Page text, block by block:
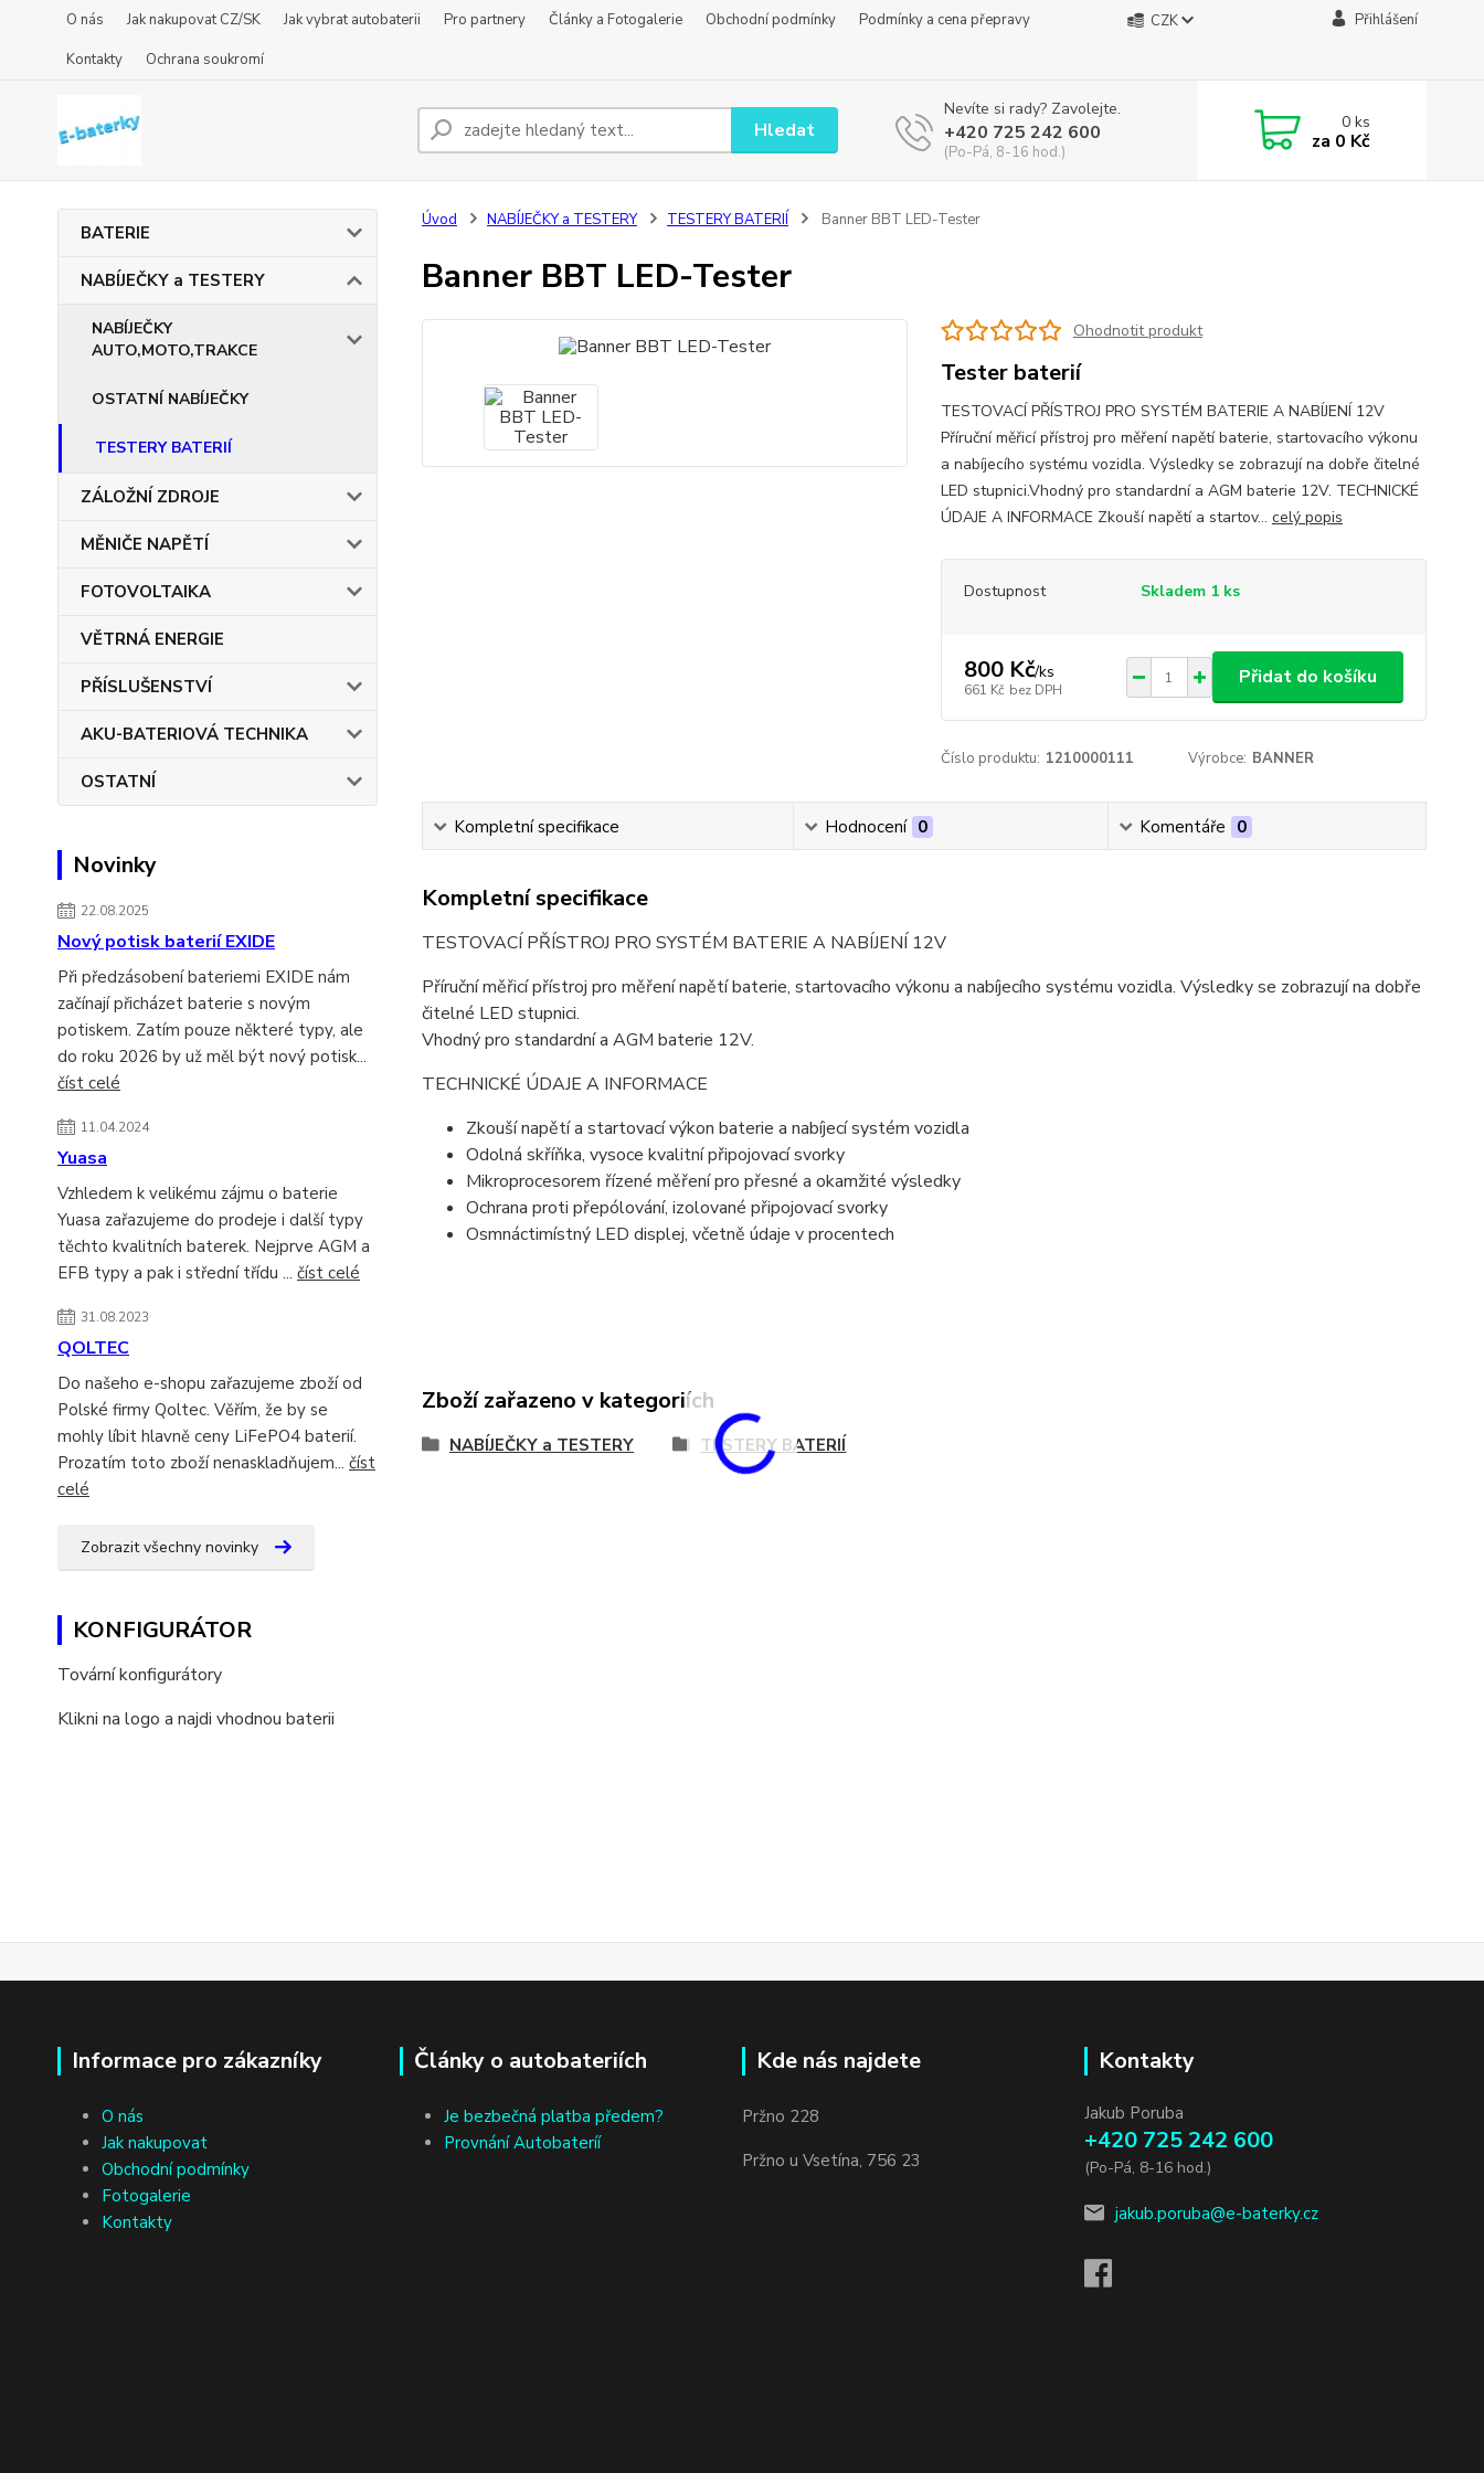
O nás Jak nakupovat CZ/SK Jak vybrat autobaterii Pro partnery Články a Fotogalerie Obchodní podmínky
Podmínky a cena přepravy
Kontakty
Ochrana soukromí
CZK Přihlášení
Hledat
Nevíte si rady? Zavolejte.
+420 725 242 600
(Po-Pá, 8-16 hod.)
0ks
za 0 Kč
BATERIE
NABÍJEČKY a TESTERY
NABÍJEČKY
AUTO,MOTO,TRAKCE
OSTATNÍ NABÍJEČKY
TESTERY BATERIÍ
ZÁLOŽNÍ ZDROJE
MĚNIČE NAPĚTÍ
FOTOVOLTAIKA
VĚTRNÁ ENERGIE
PŘÍSLUŠENSTVÍ
AKU-BATERIOVÁ TECHNIKA
OSTATNÍ
Novinky
22.08.2025
Nový potisk baterií EXIDE
Při předzásobení bateriemi EXIDE nám
začínají přicházet baterie s novým
potiskem. Zatím pouze některé typy, ale
do roku 2026 by už měl být nový potisk...
číst celé
11.04.2024
Yuasa
Vzhledem k velikému zájmu o baterie
Yuasa zařazujeme do prodeje i další typy
těchto kvalitních baterek. Nejprve AGM a
EFB typy a pak i střední třídu ... číst celé
31.08.2023
QOLTEC
Do našeho e-shopu zařazujeme zboží od
Polské firmy Qoltec. Věřím, že by se
mohly líbit hlavně ceny LiFePO4 baterií.
Prozatím toto zboží nenaskladňujem... číst
celé
Zobrazit všechny novinky
KONFIGURÁTOR
Tovární konfigurátory
Klikni na logo a najdi vhodnou baterii
Úvod NABÍJEČKY a TESTERY TESTERY BATERIÍ Banner BBT LED-Tester
Banner BBT LED-Tester
Ohodnotit produkt
Tester baterií
TESTOVACÍ PŘÍSTROJ PRO SYSTÉM BATERIE A NABÍJENÍ 12V
Příruční měřicí přístroj pro měření napětí baterie, startovacího výkonu
a nabíjecího systému vozidla. Výsledky se zobrazují na dobře čitelné
LED stupnici.Vhodný pro standardní a AGM baterie 12V. TECHNICKÉ
ÚDAJE A INFORMACE Zkouší napětí a startov... celý popis
Dostupnost Skladem 1 ks
800 Kč/ks
661 Kč bez DPH
Přidat do košíku
Číslo produktu: 1210000111 Výrobce: BANNER
Kompletní specifikace Hodnocení 0 Komentáře 0
Kompletní specifikace
TESTOVACÍ PŘÍSTROJ PRO SYSTÉM BATERIE A NABÍJENÍ 12V
Příruční měřicí přístroj pro měření napětí baterie, startovacího výkonu a nabíjecího systému vozidla. Výsledky se zobrazují na dobře
čitelné LED stupnici.
Vhodný pro standardní a AGM baterie 12V.
TECHNICKÉ ÚDAJE A INFORMACE
Zkouší napětí a startovací výkon baterie a nabíjecí systém vozidla
Odolná skříňka, vysoce kvalitní připojovací svorky
Mikroprocesorem řízené měření pro přesné a okamžité výsledky
Ochrana proti přepólování, izolované připojovací svorky
Osmnáctimístný LED displej, včetně údaje v procentech
Zboží zařazeno v kategoriích
NABÍJEČKY a TESTERY TESTERY BATERIÍ
Informace pro zákazníky
O nás
Jak nakupovat
Obchodní podmínky
Fotogalerie
Kontakty
Články o autobateriích
Je bezbečná platba předem?
Provnání Autobateríí
Kde nás najdete
Pržno 228
Pržno u Vsetína, 756 23
Kontakty
Jakub Poruba
+420 725 242 600
(Po-Pá, 8-16 hod.)
jakub.poruba@e-baterky.cz